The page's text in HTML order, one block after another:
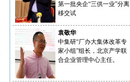
第一批央企“三供一业”分离
移交试
袁敬华
中集研“厂办大集体改革专
家小组”组长，北京产学联
合企业管理中心主任。